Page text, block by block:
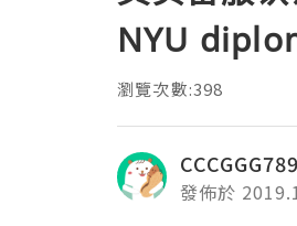
NYU
瀏覽次數:398
發佈於